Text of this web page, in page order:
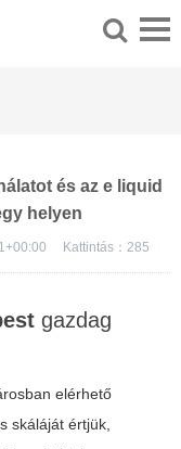
és az e liquid
helyen
Kattintás： 285
gazdag
elérhető
skáláját értjük,